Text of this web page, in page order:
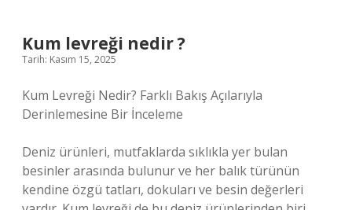
Kum levreği nedir ?
Tarih: Kasım 15, 2025
Kum Levreği Nedir? Farklı Bakış Açılarıyla
Derinlemesine Bir İnceleme
Deniz ürünleri, mutfaklarda sıklıkla yer bulan
besinler arasında bulunur ve her balık türünün
kendine özgü tatları, dokuları ve besin değerleri